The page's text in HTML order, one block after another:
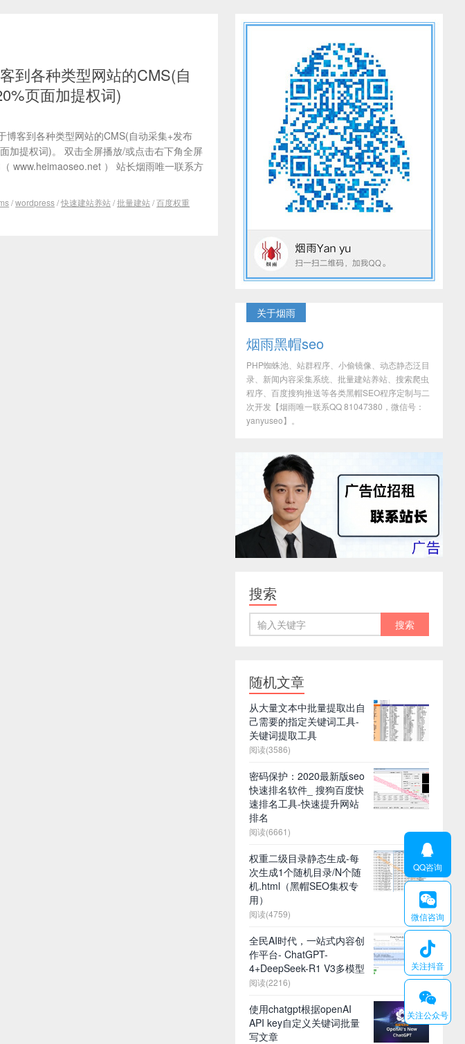
到各种类型网站的CMS(自
页面加提权词)
博客到各种类型网站的CMS(自动采集+发布
加提权词)。 双击全屏播放/或点击右下角全屏
www.heimaoseo.net ） 站长烟雨唯一联系方
/wordpress/快速建站养站/批量建站/百度权重
关于烟雨
烟雨黑帽seo
PHP蜘蛛池、站群程序、小偷镜像、动态静态泛目
录、新闻内容采集系统、批量建站养站、搜索爬虫
程序、百度搜狗推送等各类黑帽SEO程序定制与二
次开发【烟雨唯一联系QQ 81047380，微信号：
yanyuseo】。
搜索
随机文章
从大量文本中批量提取出自
己需要的指定关键词工具-
关键词提取工具
阅读(3586)
密码保护：2020最新版seo
快速排名软件_ 搜狗百度快
速排名工具-快速提升网站
排名
阅读(6661)
权重二级目录静态生成-每
次生成1个随机目录/N个随
机.html（黑帽SEO集权专
用）
阅读(4759)
全民AI时代，一站式内容创
作平台- ChatGPT-
4+DeepSeek-R1 V3多模型
阅读(2216)
使用chatgpt根据openAI
API key自定义关键词批量
写文章

QQ咨询

微信咨询

关注抖音
𐆄
关注公众号